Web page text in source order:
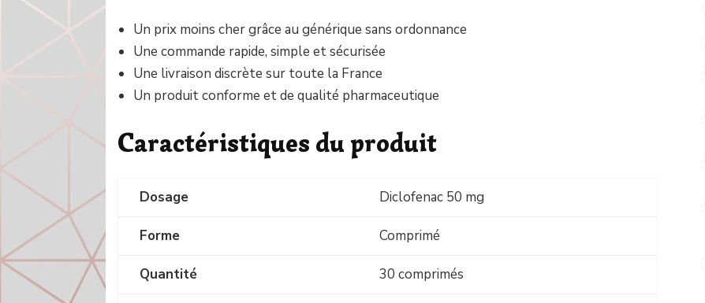
Un prix moins cher grâce au générique sans ordonnance
Une commande rapide, simple et sécurisée
Une livraison discrète sur toute la France
Un produit conforme et de qualité pharmaceutique
Caractéristiques du produit
Dosage Diclofenac 50 mg
Forme Comprimé
Quantité 30 comprimés